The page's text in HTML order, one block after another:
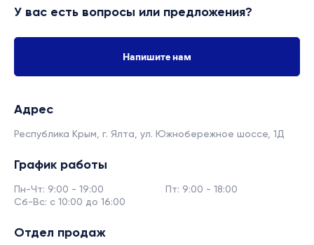
У вас есть вопросы или предложения?
Напишите нам
Адрес
Республика Крым, г. Ялта, ул. Южнобережное шоссе, 1Д
График работы
Пн-Чт: 9:00 - 19:00
Пт: 9:00 - 18:00
Сб-Вс: с 10:00 до 16:00
Отдел продаж